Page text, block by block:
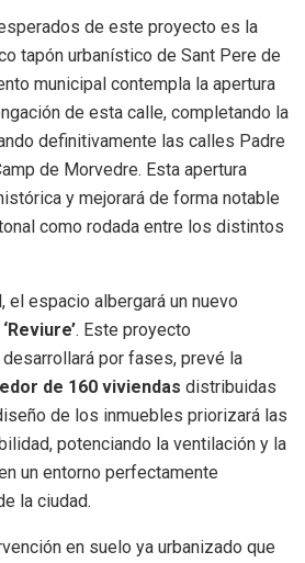
de este proyecto es la
tapón urbanístico de Sant Pere de
municipal contempla la apertura
de esta calle, completando la
definitivamente las calles Padre
de Morvedre. Esta apertura
y mejorará de forma notable
como rodada entre los distintos
el espacio albergará un nuevo
‘Reviure’. Este proyecto
por fases, prevé la
de 160 viviendas distribuidas
de los inmuebles priorizará las
potenciando la ventilación y la
un entorno perfectamente
la ciudad.
en suelo ya urbanizado que